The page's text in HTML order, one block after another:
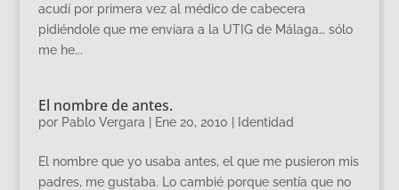
acudí por primera vez al médico de cabecera
pidiéndole que me enviara a la UTIG de Málaga… sólo
me he...
El nombre de antes.
por Pablo Vergara Ene 20, 2010 Identidad
El nombre que yo usaba antes, el que me pusieron mis
padres, me gustaba. Lo cambié porque sentía que no